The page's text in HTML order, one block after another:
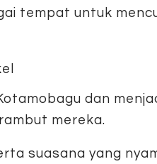
tempat untuk
dan
mereka.
suasana yang